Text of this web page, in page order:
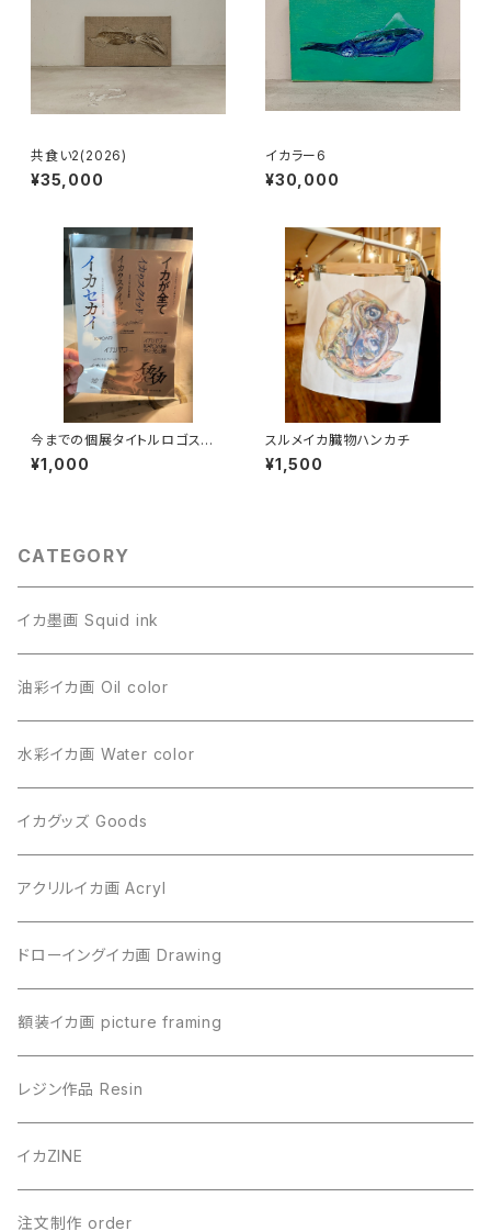
共食い2(2026)
¥35,000
イカラー6
¥30,000
今までの個展タイトルロゴステッ
カー(耐候性)
¥1,000
スルメイカ臓物ハンカチ
¥1,500
CATEGORY
イカ墨画 Squid ink
油彩イカ画 Oil color
水彩イカ画 Water color
イカグッズ Goods
アクリルイカ画 Acryl
ドローイングイカ画 Drawing
額装イカ画 picture framing
レジン作品 Resin
イカZINE
注文制作 order